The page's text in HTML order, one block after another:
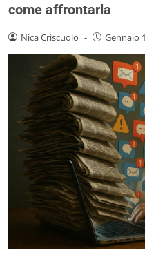
come affrontarla
Nica Criscuolo - Gennaio